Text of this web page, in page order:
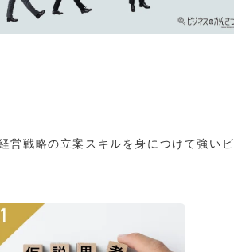
営戦略の立案スキルを身につけて強いビ